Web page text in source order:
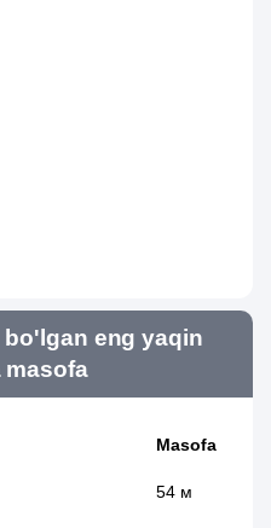
bo'lgan eng yaqin
masofa
Masofa
54 м